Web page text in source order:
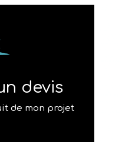
devis
de mon projet